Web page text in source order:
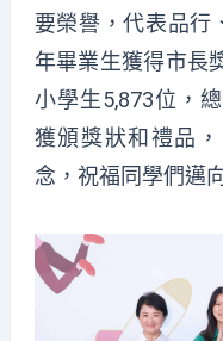
要榮譽，代表品行
年畢業生獲得市長
小學生5,873位，
獲頒獎狀和禮品
念，祝福同學們邁